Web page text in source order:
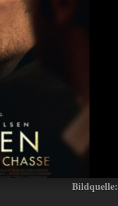
Bildquelle:
ANDIYAH - «Frequency»